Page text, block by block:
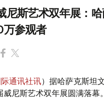
尼斯艺术双年展：
万参观者
通讯社讯）据哈萨克斯坦
威尼斯艺术双年展圆满落幕